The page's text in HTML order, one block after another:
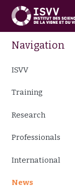
Navigation
ISVV
Training
Research
Professionals
International
News